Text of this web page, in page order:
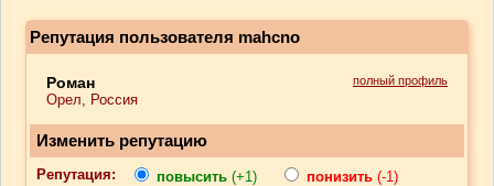
Репутация пользователя mahcno
Роман
Орел, Россия
полный профиль
Изменить репутацию
Репутация: повысить (+1) понизить (-1)